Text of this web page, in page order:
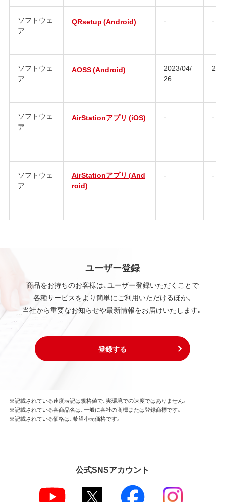
ソフトウェ
ア
QRsetup (Android) - -
ソフトウェ
ア
AOSS (Android)
2023/04/
26
ソフトウェ
ア
AirStationアプリ (iOS) - -
ソフトウェ
ア
AirStationアプリ (And
roid)
- -
ユーザー登録
商品をお持ちのお客様は、ユーザー登録いただくことで
各種サービスをより簡単にご利用いただけるほか、
当社から重要なお知らせや最新情報をお届けいたします。
登録する
※記載されている速度表記は規格値で、実環境での速度ではありません。
※記載されている各商品名は、一般に各社の商標または登録商標です。
※記載されている価格は、希望小売価格です。
公式SNSアカウント